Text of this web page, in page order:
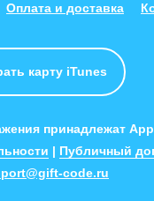
принадлежат
| Публичный
code.ru
Оплата и доставка
карту iTunes